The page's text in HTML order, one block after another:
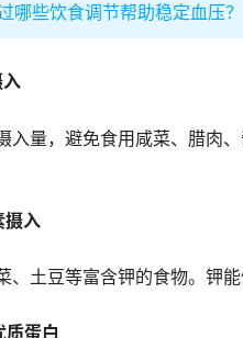
哪些饮食调节帮助稳定血压？
入量，避免食用咸菜、腊肉
摄入
、土豆等富含钾的食物。钾
质蛋白